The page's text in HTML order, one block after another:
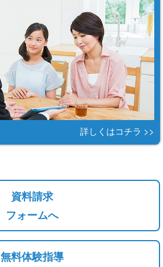
詳しくはコチラ >>
資料請求
フォームへ
無料体験指導